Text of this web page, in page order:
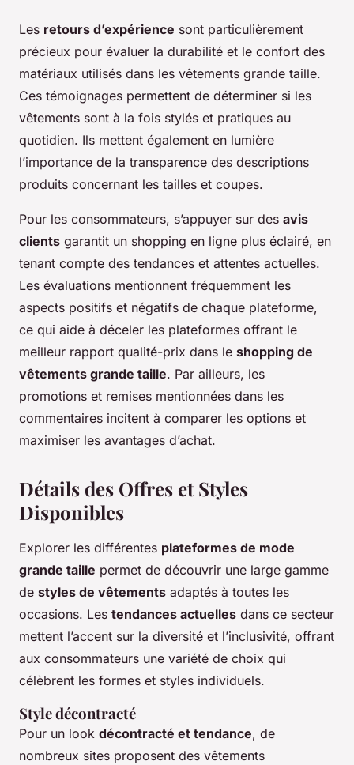
Les retours d’expérience sont particulièrement
précieux pour évaluer la durabilité et le confort des
matériaux utilisés dans les vêtements grande taille.
Ces témoignages permettent de déterminer si les
vêtements sont à la fois stylés et pratiques au
quotidien. Ils mettent également en lumière
l’importance de la transparence des descriptions
produits concernant les tailles et coupes.
Pour les consommateurs, s’appuyer sur des avis
clients garantit un shopping en ligne plus éclairé, en
tenant compte des tendances et attentes actuelles.
Les évaluations mentionnent fréquemment les
aspects positifs et négatifs de chaque plateforme,
ce qui aide à déceler les plateformes offrant le
meilleur rapport qualité-prix dans le shopping de
vêtements grande taille. Par ailleurs, les
promotions et remises mentionnées dans les
commentaires incitent à comparer les options et
maximiser les avantages d’achat.
Détails des Offres et Styles
Disponibles
Explorer les différentes plateformes de mode
grande taille permet de découvrir une large gamme
de styles de vêtements adaptés à toutes les
occasions. Les tendances actuelles dans ce secteur
mettent l’accent sur la diversité et l’inclusivité, offrant
aux consommateurs une variété de choix qui
célèbrent les formes et styles individuels.
Style décontracté
Pour un look décontracté et tendance, de
nombreux sites proposent des vêtements